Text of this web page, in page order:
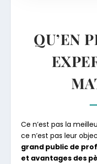
QU’EN
Ce n’est pas la
ce n’est pas leur
grand public de
et avantages des